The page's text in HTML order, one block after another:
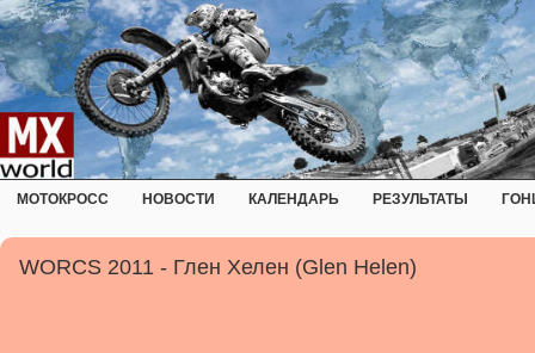
МОТОКРОСС НОВОСТИ КАЛЕНДАРЬ РЕЗУЛЬТАТЫ
WORCS 2011 - Глен Хелен (Glen Helen)